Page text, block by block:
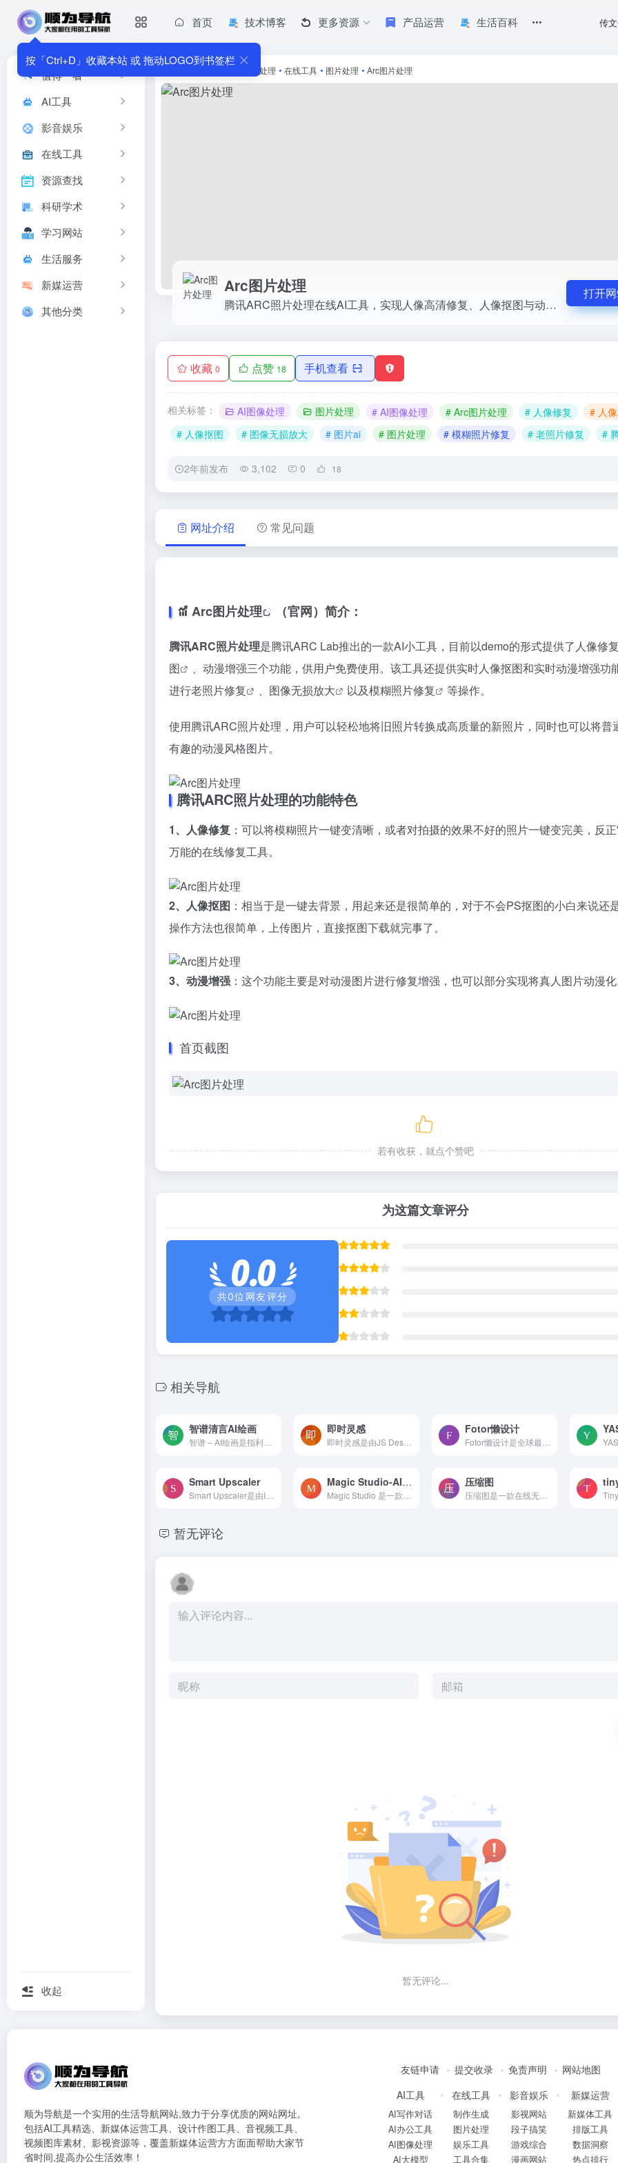
按「Ctrl+D」收藏本站 或 拖动LOGO到书签栏
首页 技术博客 更多资源 产品运营 生活百科 传
值得一看
AI工具
影音娱乐
在线工具
资源查找
科研学术
学习网站
生活服务
新媒运营
其他分类
收起
AI图像处理 • 在线工具 • 图片处理 • Arc图片处理
Arc图片处理
腾讯ARC照片处理在线AI工具，实现人像高清修复、人像抠图与动漫增强！让你的老照片焕然一新，轻松转换为高质量新照片和趣味动漫风格图片
打开
收藏 0 点赞 18 手机查看
相关标签： AI图像处理 图片处理 # AI图像处理 # Arc图片处理 # 人像修复
# 人
# 人像抠图
# 图像无损放大 # 图片ai # 图片处理 # 模糊照片修复 # 老照片修复 #
2年前发布 3,102 0 18
Arc图片处理
腾讯ARC照片处理在线AI工具，实现人像高清修复、人像抠图与动漫增强！让你的老照片焕然一新，轻松转换为高质量新照片和趣味动漫风格图
网址介绍 常见问题
Arc图片处理 （官网）简介：
腾讯ARC照片处理是腾讯ARC Lab推出的一款AI小工具，目前以demo的形式提供了人像修
图
、动漫增强三个功能，供用户免费使用。该工具还提供实时人像抠图和实时动漫增强功
进行老照片修复 、 图像无损放大 以及模糊照片修复 等操作。
使用腾讯ARC照片处理，用户可以轻松地将旧照片转换成高质量的新照片，同时也可以将普
有趣的动漫风格图片。
腾讯ARC照片处理的功能特色
1、人像修复 ：可以将模糊照片一键变清晰，或者对拍摄的效果不好的照片一键变完美，反
万能的在线修复工具。
2、人像抠图 ：相当于是一键去背景，用起来还是很简单的，对于不会PS抠图的小白来说还
操作方法也很简单，上传图片，直接抠图下载就完事了。
3、动漫增强 ：这个功能主要是对动漫图片进行修复增强，也可以部分实现将真人图片动漫
首页截图
若有收获，就点个赞吧
为这篇文章评分
0.0
共0位网友评分
相关导航
智谱清言AI绘画 即时灵感 Fotor懒设计
Smart Upscaler Magic Studio-AI图像编辑和创建的工具 压缩图
暂无评论
暂无评论...
顺为导航是一个实用的生活导航网站,致力于分享优质的网站网址,
包括AI工具精选、新媒体运营工具、设计作图工具、音视频工具、
视频图库素材、影视资源等，覆盖新媒体运营方方面面帮助大家节
省时间,提高办公生活效率！
友链申请 提交收录 免责声明
网站地图
AI工具
AI写作对话
AI办公工具
AI图像处理
AI大模型
在线工具
制作生成
图片处理
娱乐工具
工具合集
影音娱乐
影视网站
段子搞笑
游戏综合
漫画网站
新媒运营
新媒体工具
排版工具
数据洞察
热点排行